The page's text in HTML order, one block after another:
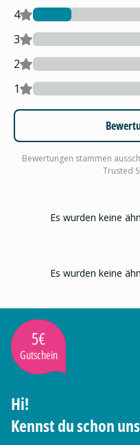
4
3
2
1
Bewertungen stammen
Trusted
Es wurden keine
Es wurden keine
5€
Gutschein
Hi!
Kennst du schon